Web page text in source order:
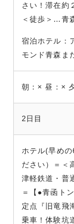
さい！滞在約
＜徒歩＞…青
宿泊ホテル：
モンド青森ま
朝：× 昼：×
2日目
ホテル(早め
ださい）＝＜
津軽鉄道・普
＝【●青函ト
定点『旧竜飛
乗車！体験坑